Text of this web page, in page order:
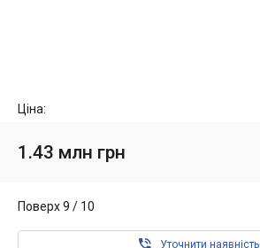
Ціна:
1.43 млн грн
Поверх 9 / 10
 Уточнити наявність